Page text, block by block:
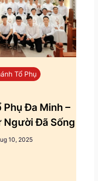
Tổ Phụ
Đa Minh –
Người Đã Sống
10, 2025